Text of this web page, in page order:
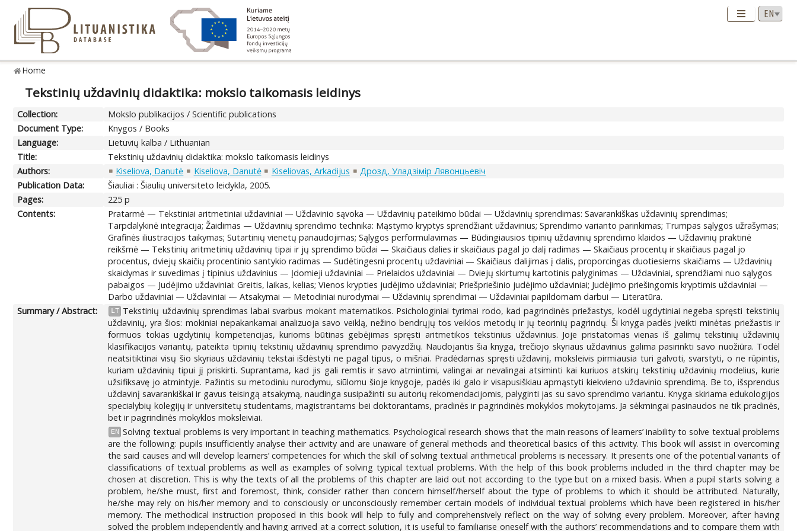
Home
Tekstinių uždavinių didaktika: mokslo taikomasis leidinys
Collection:
Mokslo publikacijos / Scientific publications
Document Type:
Knygos / Books
Language:
Lietuvių kalba / Lithuanian
Title:
Tekstinių uždavinių didaktika: mokslo taikomasis leidinys
Authors:
Kiseliova, Danutė Kiseliova, Danutė Kiseliovas, Arkadijus
Дрозд, Уладзімір Лявонцьевіч
Publication Data:
Šiauliai : Šiaulių universiteto leidykla, 2005.
Pages:
225 p
Contents:
Pratarmė — Tekstiniai aritmetiniai uždaviniai — Uždavinio sąvoka — Uždavinių pateikimo būdai — Uždavinių sprendimas: Savarankiškas uždavinių sprendimas;
Tarpdalykinė integracija; Žaidimas — Uždavinių sprendimo technika: Mąstymo kryptys sprendžiant uždavinius; Sprendimo varianto parinkimas; Trumpas sąlygos užrašymas;
Grafinės iliustracijos taikymas; Sutartinių vienetų panaudojimas; Sąlygos performulavimas — Būdingiausios tipinių uždavinių sprendimo klaidos — Uždavinių praktinė
reikšmė — Tekstinių aritmetinių uždavinių tipai ir jų sprendimo būdai — Skaičiaus dalies ir skaičiaus pagal jo dalį radimas — Skaičiaus procentų ir skaičiaus pagal jo
procentus, dviejų skaičių procentinio santykio radimas — Sudėtingesni procentų uždaviniai — Skaičiaus dalijimas į dalis, proporcingas duotiesiems skaičiams — Uždavinių
skaidymas ir suvedimas į tipinius uždavinius — Įdomieji uždaviniai — Prielaidos uždaviniai — Dviejų skirtumų kartotinis palyginimas — Uždaviniai, sprendžiami nuo sąlygos
pabaigos — Judėjimo uždaviniai: Greitis, laikas, kelias; Vienos krypties judėjimo uždaviniai; Priešpriešinio judėjimo uždaviniai; Judėjimo priešingomis kryptimis uždaviniai —
Darbo uždaviniai — Uždaviniai — Atsakymai — Metodiniai nurodymai — Uždavinių sprendimai — Uždaviniai papildomam darbui — Literatūra.
Summary / Abstract:
LT Tekstinių uždavinių sprendimas labai svarbus mokant matematikos. Psichologiniai tyrimai rodo, kad pagrindinės priežastys, kodėl ugdytiniai negeba spręsti tekstinių
uždavinių, yra šios: mokiniai nepakankamai analizuoja savo veiklą, nežino bendrųjų tos veiklos metodų ir jų teorinių pagrindų. Ši knyga padės įveikti minėtas priežastis ir
formuos tokias ugdytinių kompetencijas, kurioms būtinas gebėjimas spręsti aritmetikos tekstinius uždavinius. Joje pristatomas vienas iš galimų tekstinių uždavinių
klasifikacijos variantų, pateikta tipinių tekstinių uždavinių sprendimo pavyzdžių. Naudojantis šia knyga, trečiojo skyriaus uždavinius galima pasirinkti savo nuožiūra. Todėl
neatsitiktinai visų šio skyriaus uždavinių tekstai išdėstyti ne pagal tipus, o mišriai. Pradėdamas spręsti uždavinį, moksleivis pirmiausia turi galvoti, svarstyti, o ne rūpintis,
kuriam uždavinių tipui jį priskirti. Suprantama, kad jis gali remtis ir savo atmintimi, valingai ar nevalingai atsiminti kai kuriuos atskirų tekstinių uždavinių modelius, kurie
užsifiksavę jo atmintyje. Pažintis su metodiniu nurodymu, siūlomu šioje knygoje, padės iki galo ir visapusiškiau apmąstyti kiekvieno uždavinio sprendimą. Be to, išsprendus
uždavinį savarankiškai ir gavus teisingą atsakymą, naudinga susipažinti su autorių rekomendacijomis, palyginti jas su savo sprendimo variantu. Knyga skiriama edukologijos
specialybių kolegijų ir universitetų studentams, magistrantams bei doktorantams, pradinės ir pagrindinės mokyklos mokytojams. Ja sėkmingai pasinaudos ne tik pradinės,
bet ir pagrindinės mokyklos moksleiviai.
EN Solving textual problems is very important in teaching mathematics. Psychological research shows that the main reasons of learners’ inability to solve textual problems
are the following: pupils insufficiently analyse their activity and are unaware of general methods and theoretical basics of this activity. This book will assist in overcoming
the said causes and will develop learners’ competencies for which the skill of solving textual arithmetical problems is necessary. It presents one of the potential variants of
classifications of textual problems as well as examples of solving typical textual problems. With the help of this book problems included in the third chapter may be
chosen at discretion. This is why the texts of all the problems of this chapter are laid out not according to the type but on a mixed basis. When a pupil starts solving a
problem, he/she must, first and foremost, think, consider rather than concern himself/herself about the type of problems to which it should be attributed. Naturally,
he/she may rely on his/her memory and to consciously or unconsciously remember certain models of individual textual problems which have been registered in his/her
memory. The methodical instruction proposed in this book will help to fully and comprehensively reflect on the way of solving every problem. Moreover, after having
solved the problem independently and having arrived at a correct solution, it is useful to familiarise oneself with the authors’ recommendations and to compare them with